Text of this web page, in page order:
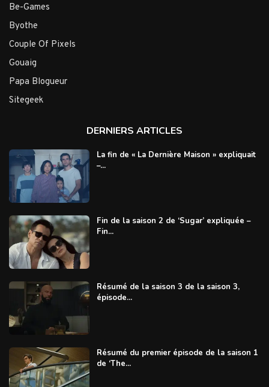
Be-Games
Byothe
Couple Of Pixels
Gouaig
Papa Blogueur
Sitegeek
DERNIERS ARTICLES
La fin de « La Dernière Maison » expliquait
–...
Fin de la saison 2 de ‘Sugar’ expliquée –
Fin...
Résumé de la saison 3 de la saison 3,
épisode...
Résumé du premier épisode de la saison 1
de ‘The...